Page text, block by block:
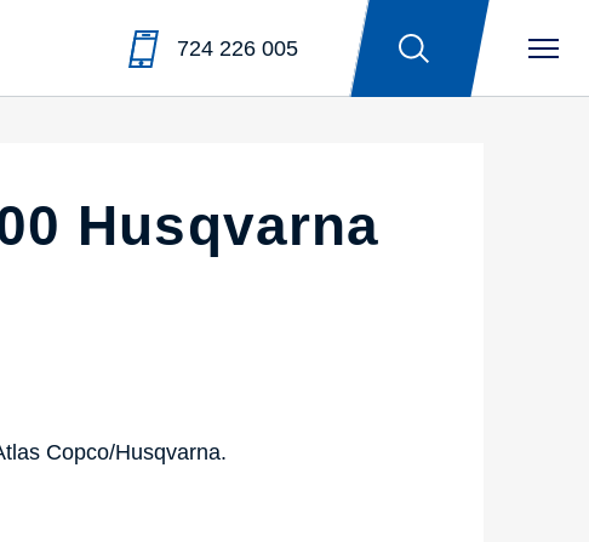
724 226 005
Husqvarna
Copco/Husqvarna.